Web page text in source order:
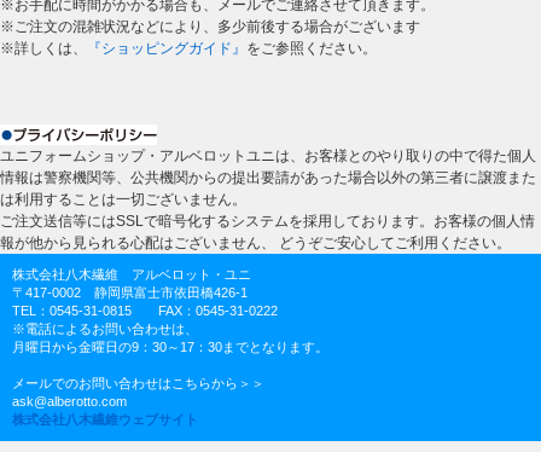
※お手配に時間がかかる場合も、メールでご連絡させて頂きます。
※ご注文の混雑状況などにより、多少前後する場合がございます
※詳しくは、
『ショッピングガイド』 をご参照ください。
ユニフォームショップ・アルベロットユニは、お客様とのやり取りの中で得た個人
情報は警察機関等、公共機関からの提出要請があった場合以外の第三者に譲渡また
は利用することは一切ございません。
ご注文送信等にはSSLで暗号化するシステムを採用しております。お客様の個人情
報が他から見られる心配はございません、 どうぞご安心してご利用ください。
株式会社八木繊維 アルベロット・ユニ
〒417-0002 静岡県富士市依田橋426-1
TEL：0545-31-0815 FAX：0545-31-0222
※電話によるお問い合わせは、
月曜日から金曜日の9：30～17：30までとなります。
メールでのお問い合わせはこちらから＞＞
ask@alberotto.com
株式会社八木繊維ウェブサイト